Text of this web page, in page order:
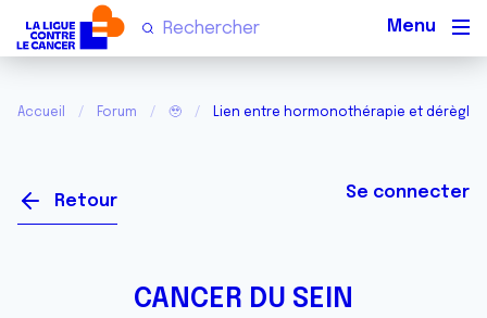
Accueil Forum 🥹 Lien entre hormonothérapie et
Retour Se connecter
CANCER DU SEIN